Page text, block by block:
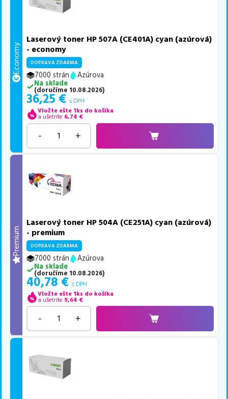
Economy
Laserový toner HP 507A (CE401A) cyan (azúrová)
- economy
DOPRAVA ZDARMA
7000 strán
Azúrova
Na sklade
(doručíme 10.08.2026)
36,25 € s DPH
Vložte ešte 1ks do košíka
a ušetríte 6,74 €
- +
Premium
Laserový toner HP 504A (CE251A) cyan (azúrová)
- premium
DOPRAVA ZDARMA
7000 strán
Azúrova
Na sklade
(doručíme 10.08.2026)
40,78 € s DPH
Vložte ešte 1ks do košíka
a ušetríte 9,64 €
- +